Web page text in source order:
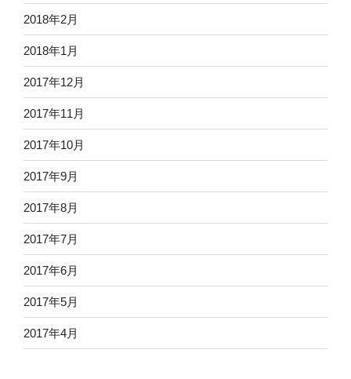
2018年2月
2018年1月
2017年12月
2017年11月
2017年10月
2017年9月
2017年8月
2017年7月
2017年6月
2017年5月
2017年4月